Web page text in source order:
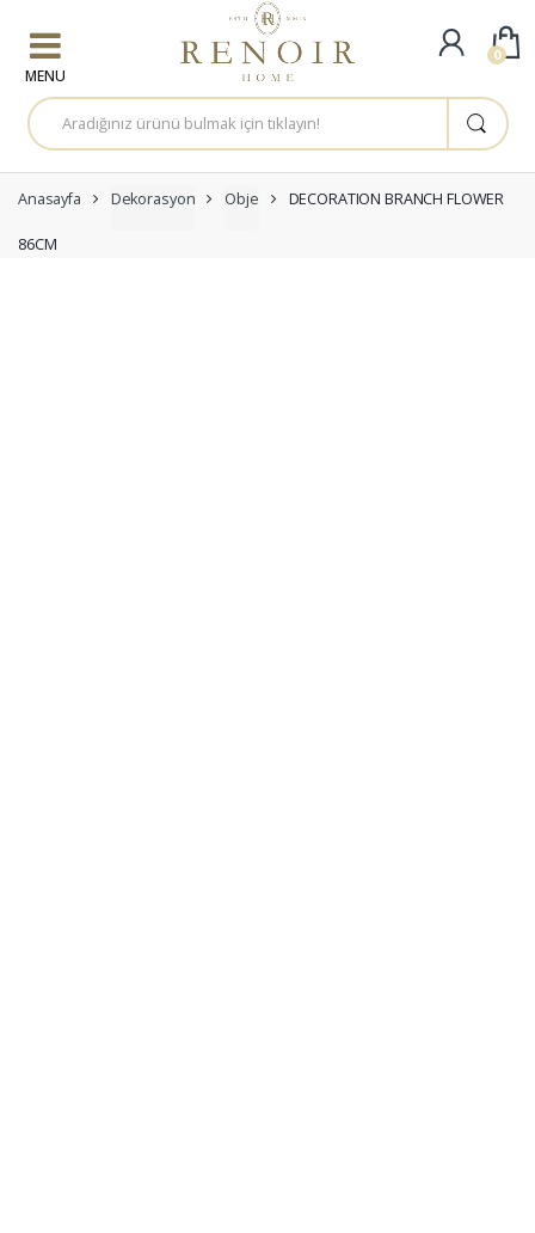
A
r
a
a
:
Anasayfa Dekorasyon Obje DECORATION BRANCH FLOWER
86CM
0